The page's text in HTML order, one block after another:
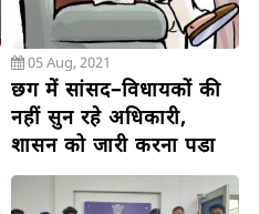
05 Aug, 2021
छग में सांसद–विधायकों की
नहीं सुन रहे अधिकारी,
शासन को जारी करना पड़ा
संभागायुक्त के साथ कलेक्टर्स
के अलावे सभी को पत्र